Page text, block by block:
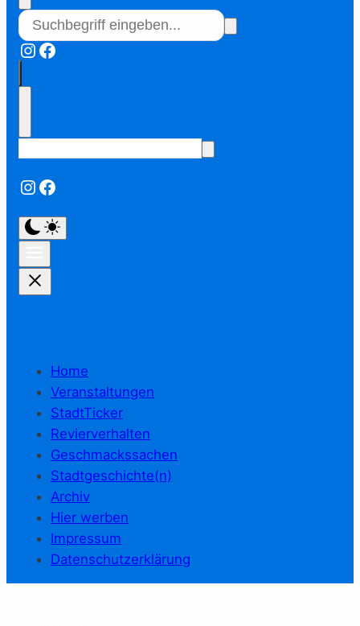
Instagram
Facebook
Instagram
Facebook
Home
Veranstaltungen
StadtTicker
Revierverhalten
Geschmackssachen
Stadtgeschichte(n)
Archiv
Hier werben
Impressum
Datenschutzerklärung